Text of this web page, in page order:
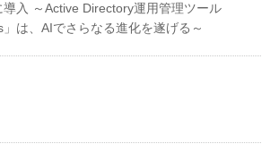
入 ～Active Directory運用管理ツール
」は、AIでさらなる進化を遂げる～